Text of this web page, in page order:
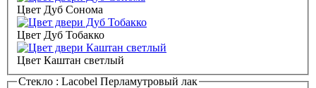
Цвет Дуб Сонома
Цвет Дуб Тобакко
Цвет Каштан светлый
Стекло : Lacobel Перламутровый лак